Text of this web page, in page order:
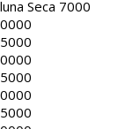
Seca 7000